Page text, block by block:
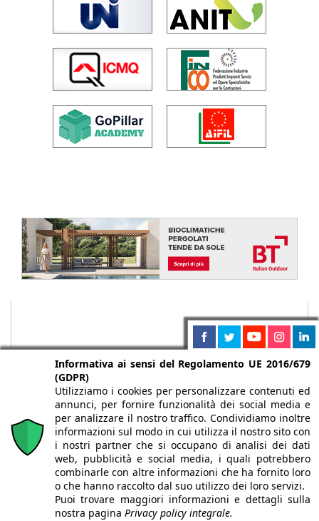
Chi siamo Autori Per la tua pubblicità
Iscriviti alla
newsletter
Informativa ai sensi del Regolamento UE 2016/679
(GDPR)
Utilizziamo i cookies per personalizzare contenuti ed
annunci, per fornire funzionalità dei social media e
per analizzare il nostro traffico. Condividiamo inoltre
informazioni sul modo in cui utilizza il nostro sito con
i nostri partner che si occupano di analisi dei dati
web, pubblicità e social media, i quali potrebbero
combinarle con altre informazioni che ha fornito loro
o che hanno raccolto dal suo utilizzo dei loro servizi.
Puoi trovare maggiori informazioni e dettagli sulla
nostra pagina Privacy policy integrale.